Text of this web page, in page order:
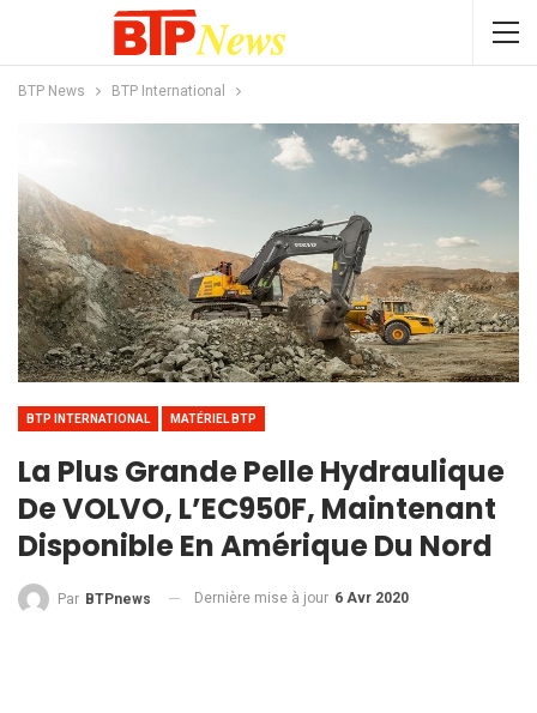
BTP News BTP International
BTP INTERNATIONAL MATÉRIEL BTP
La Plus Grande Pelle Hydraulique
De VOLVO, L’EC950F, Maintenant
Disponible En Amérique Du Nord
Par BTPnews Dernière mise à jour 6 Avr 2020